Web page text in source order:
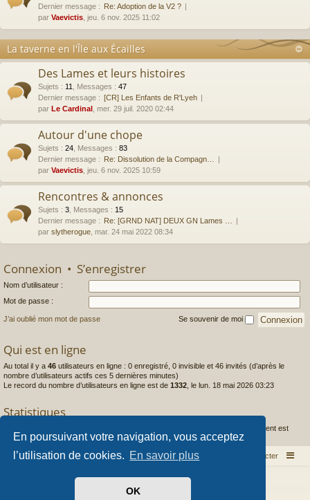
En poursuivant votre navigation, vous acceptez
l’utilisation de cookies. En savoir plus
OK
Dernier message : Re: Adoption de la V2 ?
par Vaevictis , jeu. 6 nov. 2025 11:02
La taverne en l'Île aux Écailles
Des Lames et leurs histoires
Sujets : 11 Messages : 47
Dernier message : [CR] Les Enfants de R'Lyeh
par Le Cardinal , mer. 29 juil. 2020 02:44
Autour d'une chope
Sujets : 24 Messages : 83
Dernier message : Re: Dissolution de la Compagn…
par Vaevictis , jeu. 6 nov. 2025 10:59
Rencontres & annonces
Sujets : 3 Messages : 15
Dernier message : Re: [GRND NAT] DEUX GN Lames …
par slytherogue , mar. 24 mai 2022 08:34
Connexion • S’enregistrer
Nom d’utilisateur :
Mot de passe :
J’ai oublié mon mot de passe Se souvenir de moi
Qui est en ligne
Au total il y a 46 utilisateurs en ligne : 0 enregistré, 0 invisible et 46 invités (d’après le
nombre d’utilisateurs actifs ces 5 dernières minutes)
Le record du nombre d’utilisateurs en ligne est de 1332 , le lun. 18 mai 2026 03:23
Statistiques
membres • Le membre enregistré le plus récent est
Caldera .
Index du forum Nous contacter
Développé parphpBB® Forum Software © phpBB Limited
Arty- phpBB 3.3 par MrGaby